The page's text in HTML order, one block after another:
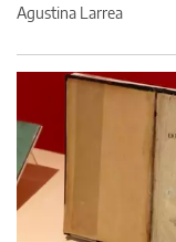
Agustina Larrea